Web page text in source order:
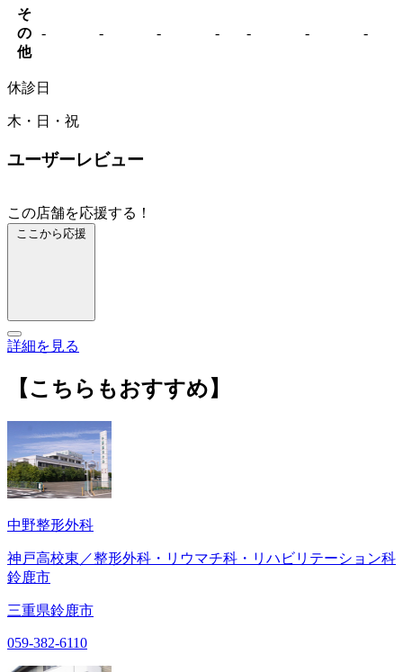
そ
の
他
- - - - - - -
休診日
木・日・祝
ユーザーレビュー
この店舗を応援する！
ここから応援
詳細を見る
【こちらもおすすめ】
中野整形外科
神戸高校東／整形外科・リウマチ科・リハビリテーション科
鈴鹿市
三重県鈴鹿市
059-382-6110